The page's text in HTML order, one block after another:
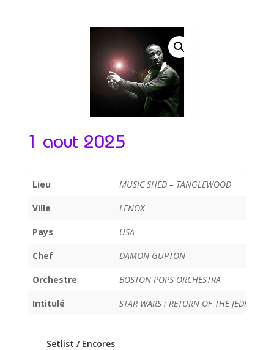
1 aout 2025
Lieu MUSIC SHED – TANGLEWOOD
Ville LENOX
Pays USA
Chef DAMON GUPTON
Orchestre BOSTON POPS ORCHESTRA
Intitulé STAR WARS : RETURN OF THE JEDI
Setlist / Encores